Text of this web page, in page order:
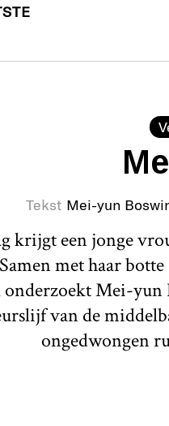
Tekst Mei-yun
krijgt een jonge
met haar
onderzoekt Mei-yun
van de
ongedwongen